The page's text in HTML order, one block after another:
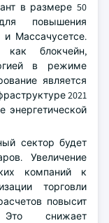
в размере 50
повышения
Массачусетсе.
как блокчейн,
в режиме
является
2021
энергетической
сектор будет
Увеличение
компаний к
торговли
повысит
Это снижает